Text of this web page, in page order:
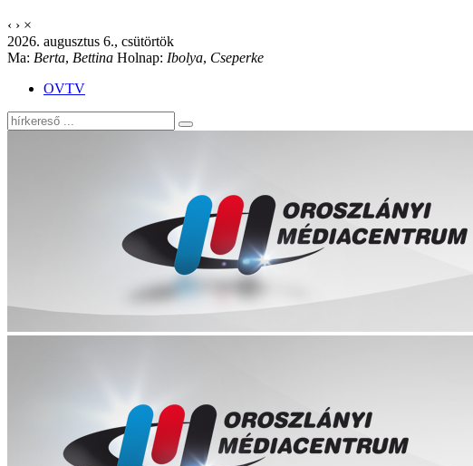
‹ › ×
2026. augusztus 6., csütörtök
Ma: Berta, Bettina Holnap: Ibolya, Cseperke
OVTV